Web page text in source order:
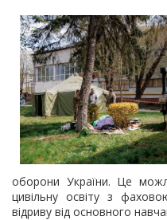
оборони України. Це
цивільну освіту з
відриву від основного